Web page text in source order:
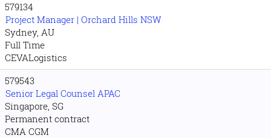
579134
Project Manager | Orchard Hills NSW
Sydney, AU
Full Time
CEVALogistics
579543
Senior Legal Counsel APAC
Singapore, SG
Permanent contract
CMA CGM